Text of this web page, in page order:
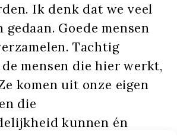
Ik denk dat we veel
gedaan. Goede mensen
Tachtig
mensen die hier werkt,
komen uit onze eigen
die
kunnen én